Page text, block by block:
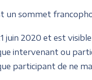
un sommet
juin 2020 et est
intervenant ou
participant de ne